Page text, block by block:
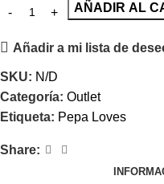
AÑADIR AL
Añadir a mi lista de
SKU: N/D
Categoría: Outlet
Etiqueta: Pepa Loves
Share: